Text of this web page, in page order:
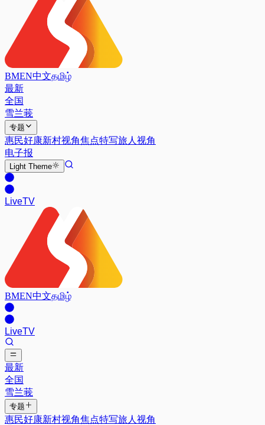
BMEN中文தமிழ்
最新
全国
雪兰莪
专题
惠民好康新村视角焦点特写旅人视角
电子报
Light Theme
LiveTV
BMEN中文தமிழ்
LiveTV
最新
全国
雪兰莪
专题
惠民好康新村视角焦点特写旅人视角